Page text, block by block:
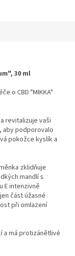
30 ml
o CBD "MIKKA"
revitalizuje vaši
aby podporovalo
pokožce kyslík a
zklidňuje
mandlí s
E intenzivně
část úžasné
při omlazení
a má protizánětlivé